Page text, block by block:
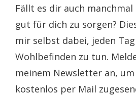
Fällt es dir auch
gut für dich zu sorgen?
mir selbst dabei, jeden
Wohlbefinden zu tun.
meinem Newsletter an,
kostenlos per Mail